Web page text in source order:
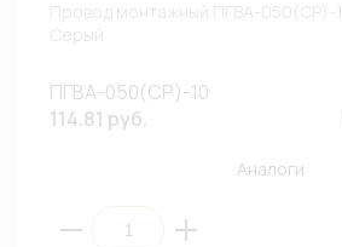
ПГВА-050(СР)-10
114.81 руб.
Аналоги